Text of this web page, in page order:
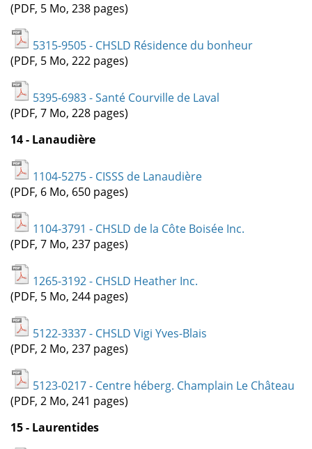
(PDF, 5 Mo, 238 pages)
5315-9505 - CHSLD Résidence du bonheur
(PDF, 5 Mo, 222 pages)
5395-6983 - Santé Courville de Laval
(PDF, 7 Mo, 228 pages)
14 - Lanaudière
1104-5275 - CISSS de Lanaudière
(PDF, 6 Mo, 650 pages)
1104-3791 - CHSLD de la Côte Boisée Inc.
(PDF, 7 Mo, 237 pages)
1265-3192 - CHSLD Heather Inc.
(PDF, 5 Mo, 244 pages)
5122-3337 - CHSLD Vigi Yves-Blais
(PDF, 2 Mo, 237 pages)
5123-0217 - Centre héberg. Champlain Le Château
(PDF, 2 Mo, 241 pages)
15 - Laurentides